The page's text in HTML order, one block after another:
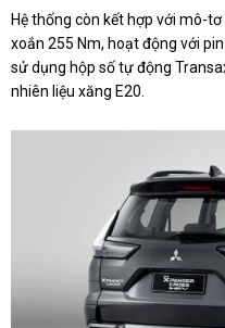
Hệ thống còn kết hợp với mô-
xoắn 255 Nm, hoạt động với
sử dụng hộp số tự động
nhiên liệu xăng E20.